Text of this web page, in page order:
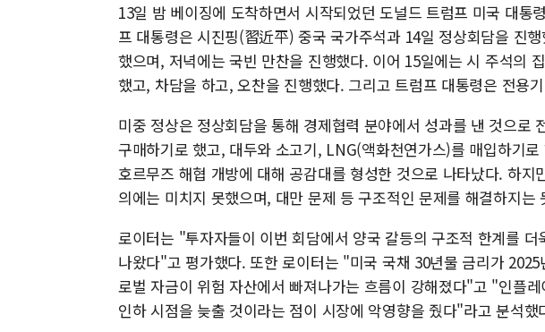
13일 밤 베이징에 도착하면서 시작되었던 도널드 트럼프 미국 대통
프 대통령은 시진핑(習近平) 중국 국가주석과 14일 정상회담을 진
했으며, 저녁에는 국빈 만찬을 진행했다. 이어 15일에는 시 주석의
했고, 차담을 하고, 오찬을 진행했다. 그리고 트럼프 대통령은 전용
미중 정상은 정상회담을 통해 경제협력 분야에서 성과를 낸 것으로
구매하기로 했고, 대두와 소고기, LNG(액화천연가스)를 매입하기
호르무즈 해협 개방에 대해 공감대를 형성한 것으로 나타났다. 하지
의에는 미치지 못했으며, 대만 문제 등 구조적인 문제를 해결하지는
로이터는 "투자자들이 이번 회담에서 양국 갈등의 구조적 한계를
나왔다"고 평가했다. 또한 로이터는 "미국 국채 30년물 금리가
로벌 자금이 위험 자산에서 빠져나가는 흐름이 강해졌다"고 "인플
인하 시점을 늦출 것이라는 점이 시장에 악영향을 줬다"라고 분석했